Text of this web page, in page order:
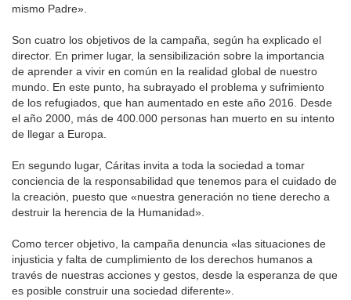
mismo Padre».
Son cuatro los objetivos de la campaña, según ha explicado el
director. En primer lugar, la sensibilización sobre la importancia
de aprender a vivir en común en la realidad global de nuestro
mundo. En este punto, ha subrayado el problema y sufrimiento
de los refugiados, que han aumentado en este año 2016. Desde
el año 2000, más de 400.000 personas han muerto en su intento
de llegar a Europa.
En segundo lugar, Cáritas invita a toda la sociedad a tomar
conciencia de la responsabilidad que tenemos para el cuidado de
la creación, puesto que «nuestra generación no tiene derecho a
destruir la herencia de la Humanidad».
Como tercer objetivo, la campaña denuncia «las situaciones de
injusticia y falta de cumplimiento de los derechos humanos a
través de nuestras acciones y gestos, desde la esperanza de que
es posible construir una sociedad diferente».